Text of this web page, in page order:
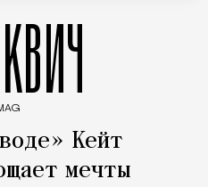
Кейт
мечты